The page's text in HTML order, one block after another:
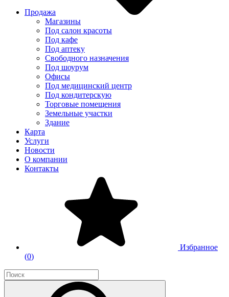
Продажа
Магазины
Под салон красоты
Под кафе
Под аптеку
Свободного назначения
Под шоурум
Офисы
Под медицинский центр
Под кондитерскую
Торговые помещения
Земельные участки
Здание
Карта
Услуги
Новости
О компании
Контакты
Избранное
(0)